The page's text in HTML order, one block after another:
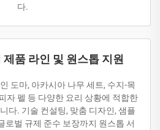
다.
품 라인 및 원스톱 지원
도마, 아카시아 나무 세트, 수지-목
자 펠 등 다양한 요리 상황에 적합한
다. 기술 컨설팅, 맞춤 디자인, 샘플
로벌 규제 준수 보장까지 원스톱 서